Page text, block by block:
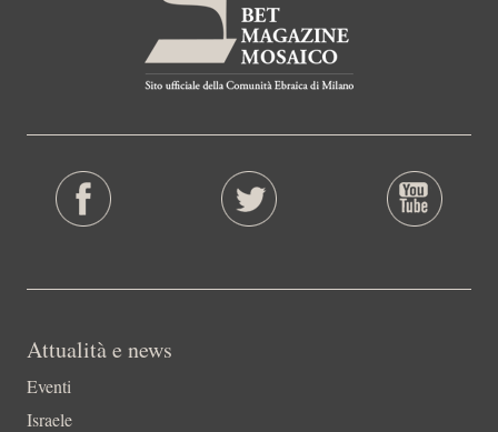
Attualità e news
Eventi
Israele